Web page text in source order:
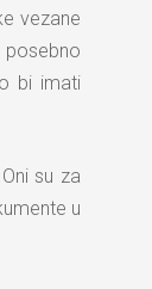
vezane
bi imati
su za
u